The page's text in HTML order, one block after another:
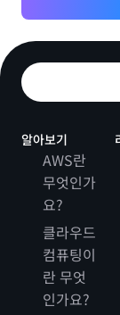
알아보기
AWS란
무엇인가
요?
클라우드
컴퓨팅이
란 무엇
인가요?